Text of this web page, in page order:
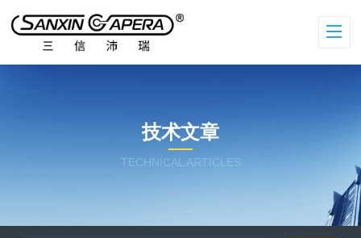
技术文章
TECHNICAL ARTICLES